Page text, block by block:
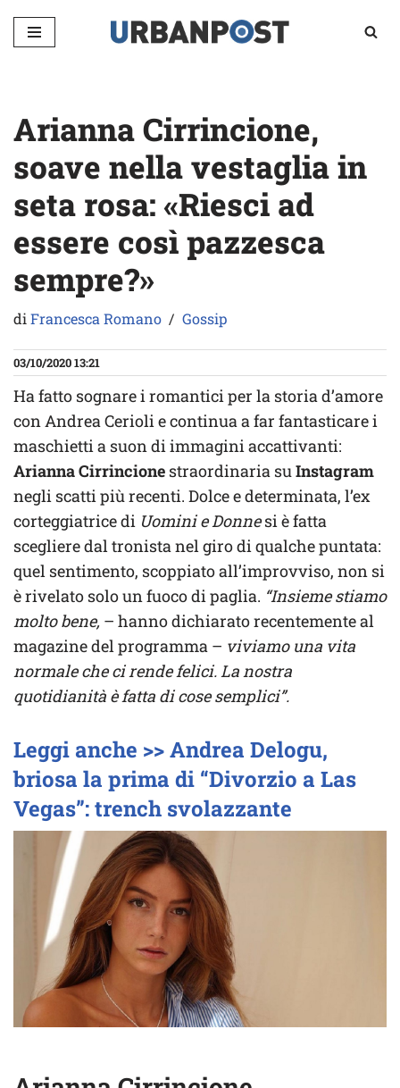
Vai
Arianna Cirrincione,
soave nella vestaglia in
seta rosa: «Riesci ad
essere così pazzesca
sempre?»
diFrancesca Romano Gossip
03/10/2020 13:21
Ha fatto sognare i romantici per la storia d’amore
con Andrea Cerioli e continua a far fantasticare i
maschietti a suon di immagini accattivanti:
Arianna Cirrincione straordinaria suInstagram
negli scatti più recenti. Dolce e determinata, l’ex
corteggiatrice di Uomini e Donnesi è fatta
scegliere dal tronista nel giro di qualche puntata:
quel sentimento, scoppiato all’improvviso, non si
è rivelato solo un fuoco di paglia. “Insieme stiamo
molto bene, – hanno dichiarato recentemente al
magazine del programma – viviamo una vita
normale che ci rende felici. La nostra
quotidianità è fatta di cose semplici”.
Leggi anche >> Andrea Delogu,
briosa la prima di “Divorzio a Las
Vegas”: trench svolazzante